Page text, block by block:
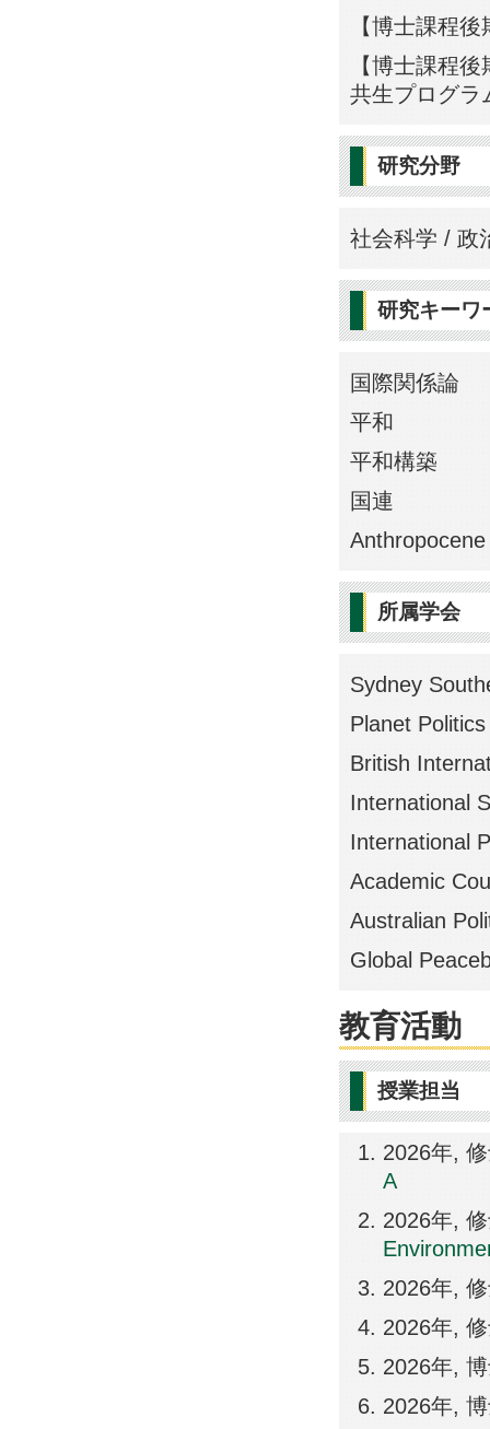
【博士課程
【博士課程
共生プログラ
研究分野
社会科学 / 政
研究キーワ
国際関係論
平和
平和構築
国連
Anthropocene
所属学会
Sydney
Planet
British
International
International
Academic
Australian
Global
教育活動
授業担当
2026年,
A
2026年,
2026年,
2026年,
2026年,
2026年,